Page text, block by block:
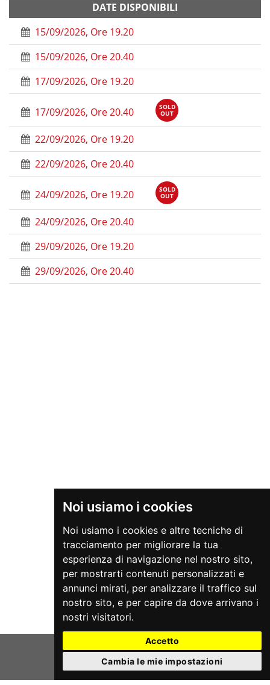
Noi usiamo i cookies
Noi usiamo i cookies e altre tecniche di
tracciamento per migliorare la tua
esperienza di navigazione nel nostro sito,
per mostrarti contenuti personalizzati e
annunci mirati, per analizzare il traffico sul
nostro sito, e per capire da dove arrivano i
nostri visitatori.
Accetto
Cambia le mie impostazioni
DATE DISPONIBILI
15/09/2026, Ore 19.20
15/09/2026, Ore 20.40
17/09/2026, Ore 19.20
17/09/2026, Ore 20.40 SOLD
OUT
22/09/2026, Ore 19.20
22/09/2026, Ore 20.40
24/09/2026, Ore 19.20 SOLD
OUT
24/09/2026, Ore 20.40
29/09/2026, Ore 19.20
29/09/2026, Ore 20.40